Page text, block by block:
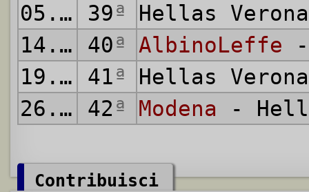
05.05.2012
39ª
Hellas
14.05.2012
40ª AlbinoLeffe
19.05.2012
41ª
Hellas
26.05.2012
42ª Modena -
Contribuisci